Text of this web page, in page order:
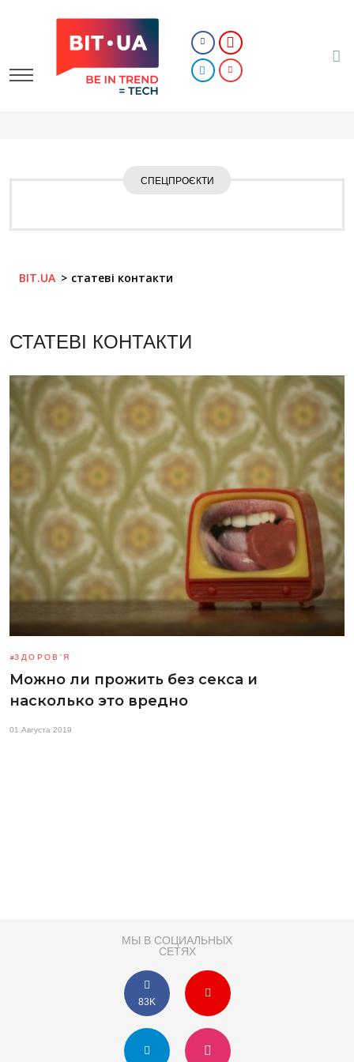
СПЕЦПРОЄКТИ
BIT.UA статеві контакти
СТАТЕВІ КОНТАКТИ
ЗДОРОВ’Я
Можно ли прожить без секса и
насколько это вредно
01 Августа 2019
МЫ В СОЦИАЛЬНЫХ
СЕТЯХ
83K